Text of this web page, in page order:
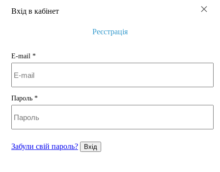
×
Вхід в кабінет
Реєстрація
E-mail *
Пароль *
Забули свій пароль? Вхід